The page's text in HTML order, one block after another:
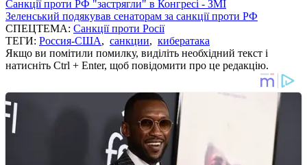
Санкції проти РФ "застрягли" в Конгресі - ЗМІ
Зеленський подякував сенаторам за санкції проти РФ
СПЕЦТЕМА: Санкції проти Росії
ТЕГИ: Россия-США, санкции, кибератака
Якщо ви помітили помилку, виділіть необхідний текст і
натисніть Ctrl + Enter, щоб повідомити про це редакцію.